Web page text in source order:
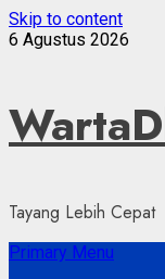
Skip to content
6 Agustus 2026
Tayang Lebih Cepat
Primary Menu